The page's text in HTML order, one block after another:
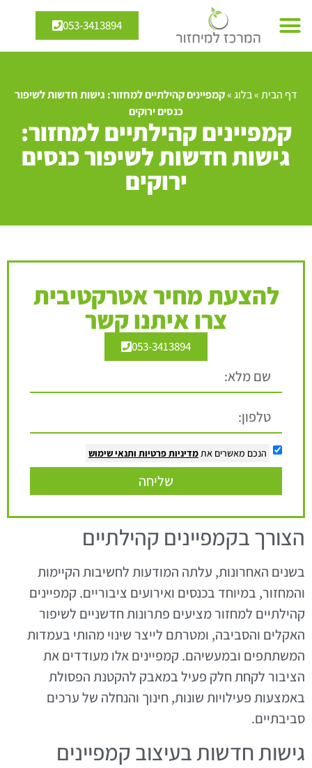
053-3413894
דף הבית»בלוג»קמפיינים קהילתיים למחזור: גישות חדשות לשיפור
כנסים ירוקים
קמפיינים קהילתיים למחזור:
גישות חדשות לשיפור כנסים
ירוקים
להצעת מחיר אטרקטיבית
צרו איתנו קשר
053-3413894
הנכם מאשרים את מדיניות פרטיות ותנאי שימוש
שליחה
הצורך בקמפיינים קהילתיים
בשנים האחרונות, עלתה המודעות לחשיבות הקיימות
והמחזור, במיוחד בכנסים ואירועים ציבוריים. קמפיינים
קהילתיים למחזור מציעים פתרונות חדשניים לשיפור
האקלים והסביבה, ומטרתם לייצר שינוי מהותי בעמדות
המשתתפים ובמעשיהם. קמפיינים אלו מעודדים את
הציבור לקחת חלק פעיל במאבק להקטנת הפסולת
באמצעות פעילויות שונות, חינוך והנחלה של ערכים
סביבתיים.
גישות חדשות בעיצוב קמפיינים